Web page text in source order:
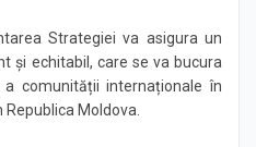
Strategiei va asigura un
și echitabil, care se va bucura
comunității internaționale în
Moldova.